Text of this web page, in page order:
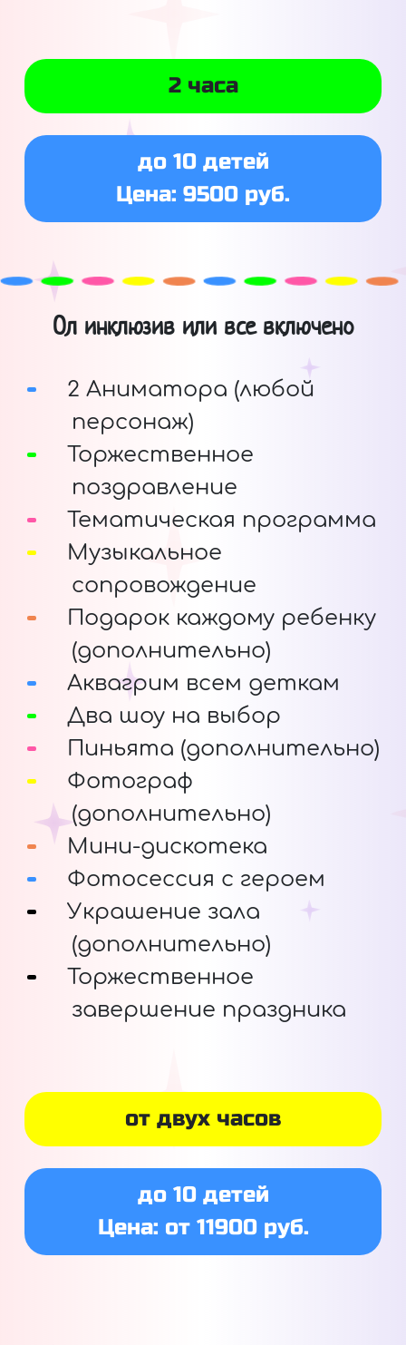
2 часа
до 10 детей
Цена: 9500 руб.
Ол инклюзив или все включено
2 Аниматора (любой
персонаж)
Торжественное
поздравление
Тематическая программа
Музыкальное
сопровождение
Подарок каждому ребенку
(дополнительно)
Аквагрим всем деткам
Два шоу на выбор
Пиньята (дополнительно)
Фотограф
(дополнительно)
Мини-дискотека
Фотосессия с героем
Украшение зала
(дополнительно)
Торжественное
завершение праздника
от двух часов
до 10 детей
Цена: от 11900 руб.